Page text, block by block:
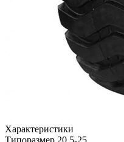
Характеристики
Типоразмер 20.5-25